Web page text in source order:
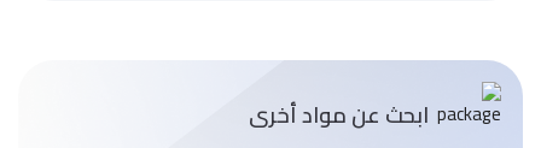
ابحث عن مواد أخرى